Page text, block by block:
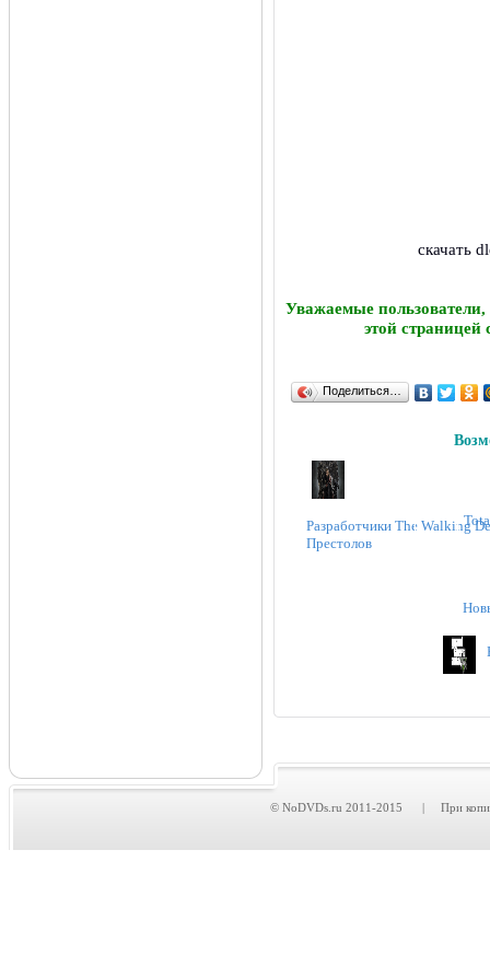
скачать
Уважаемые
этой страницей
Поделиться…
Разработчики The Walking
Престолов
© NoDVDs.ru 2011-2015 | При